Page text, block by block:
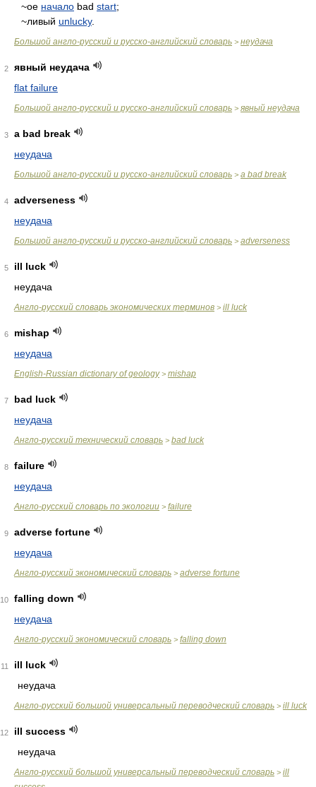
~ое начало bad start;
~ливый unlucky.
Большой англо-русский и русско-английский словарь > неудача
2
явный неудача
flat failure
Большой англо-русский и русско-английский словарь > явный неудача
3
a bad break
неудача
Большой англо-русский и русско-английский словарь > a bad break
4
adverseness
неудача
Большой англо-русский и русско-английский словарь > adverseness
5
ill luck
неудача
Англо-русский словарь экономических терминов > ill luck
6
mishap
неудача
English-Russian dictionary of geology> mishap
7
bad luck
неудача
Англо-русский технический словарь > bad luck
8
failure
неудача
Англо-русский словарь по экологии > failure
9
adverse fortune
неудача
Англо-русский экономический словарь > adverse fortune
10
falling down
неудача
Англо-русский экономический словарь > falling down
11
ill luck
неудача
Англо-русский большой универсальный переводческий словарь > ill luck
12
ill success
неудача
Англо-русский большой универсальный переводческий словарь > ill